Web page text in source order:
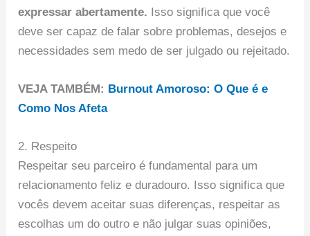
expressar abertamente. Isso significa que você
deve ser capaz de falar sobre problemas, desejos e
necessidades sem medo de ser julgado ou rejeitado.
VEJA TAMBÉM: Burnout Amoroso: O Que é e
Como Nos Afeta
2. Respeito
Respeitar seu parceiro é fundamental para um
relacionamento feliz e duradouro. Isso significa que
vocês devem aceitar suas diferenças, respeitar as
escolhas um do outro e não julgar suas opiniões,